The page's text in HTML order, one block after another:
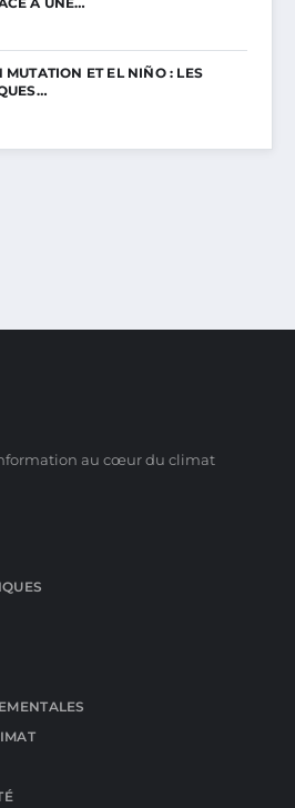
MUTATION ET EL NIÑO : LES
au cœur du climat